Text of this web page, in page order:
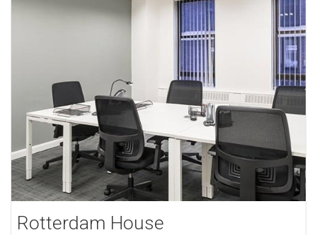
Rotterdam House